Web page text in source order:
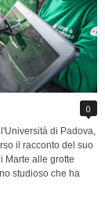
0
di Padova,
il racconto del suo
Marte alle grotte
studioso che ha